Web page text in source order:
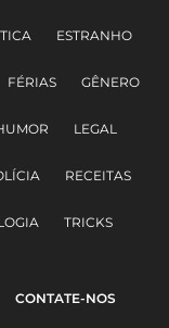
ESTRANHO
FÉRIAS GÊNERO
LEGAL
RECEITAS
TRICKS
CONTATE-NOS